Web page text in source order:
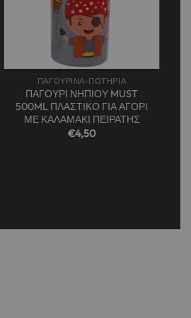
ΠΑΓΟΥΡΙΝΑ-ΠΟΤΗΡΙΑ
ΠΑΓΟΥΡΙ ΝΗΠΙΟΥ MUST
500ML ΠΛΑΣΤΙΚΟ ΓΙΑ ΑΓΟΡΙ
ΜΕ ΚΑΛΑΜΑΚΙ ΠΕΙΡΑΤΗΣ
€4,50